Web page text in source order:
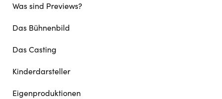
Was sind Previews?
Das Bühnenbild
Das Casting
Kinderdarsteller
Eigenproduktionen